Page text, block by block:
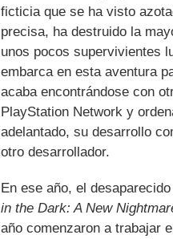
ficticia que se ha visto
precisa, ha destruido la
unos pocos supervivientes
embarca en esta aventura
acaba encontrándose con
PlayStation Network y
adelantado, su desarrollo
otro desarrollador.
En ese año, el
in the Dark: A New
año comenzaron a trabajar